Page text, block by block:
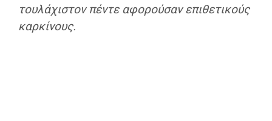
τουλάχιστον πέντε αφορούσαν επιθετικούς
καρκίνους.